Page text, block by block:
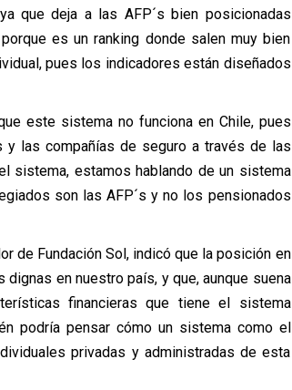
que deja a las AFP´s bien posicionadas
es un ranking donde salen muy bien
pues los indicadores están diseñados
este sistema no funciona en Chile, pues
y las compañías de seguro a través de las
sistema, estamos hablando de un sistema
son las AFP´s y no los pensionados
de Fundación Sol, indicó que la posición en
en nuestro país, y que, aunque suena
financieras que tiene el sistema
podría pensar cómo un sistema como el
privadas y administradas de esta